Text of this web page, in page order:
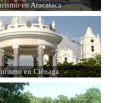
en Aracataca
en Ciénaga